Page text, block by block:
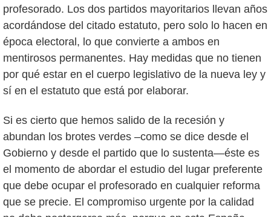
profesorado. Los dos partidos mayoritarios llevan años
acordándose del citado estatuto, pero solo lo hacen en
época electoral, lo que convierte a ambos en
mentirosos permanentes. Hay medidas que no tienen
por qué estar en el cuerpo legislativo de la nueva ley y
sí en el estatuto que está por elaborar.
Si es cierto que hemos salido de la recesión y
abundan los brotes verdes –como se dice desde el
Gobierno y desde el partido que lo sustenta—éste es
el momento de abordar el estudio del lugar preferente
que debe ocupar el profesorado en cualquier reforma
que se precie. El compromiso urgente por la calidad